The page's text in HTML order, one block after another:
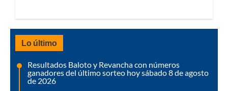
Lo último
Resultados Baloto y Revancha con números
ganadores del último sorteo hoy sábado 8 de agosto
de 2026